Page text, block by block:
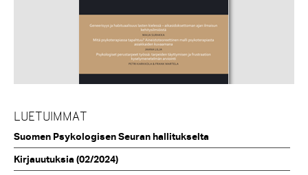
LUETUIMMAT
Suomen Psykologisen Seuran hallitukselta
Kirjauutuksia (02/2024)